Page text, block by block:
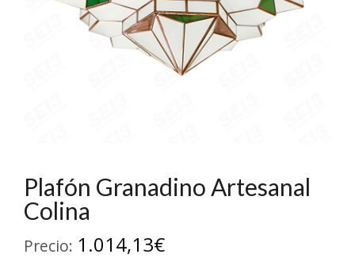
Plafón Granadino Artesanal
Colina
Precio: 1.014,13€